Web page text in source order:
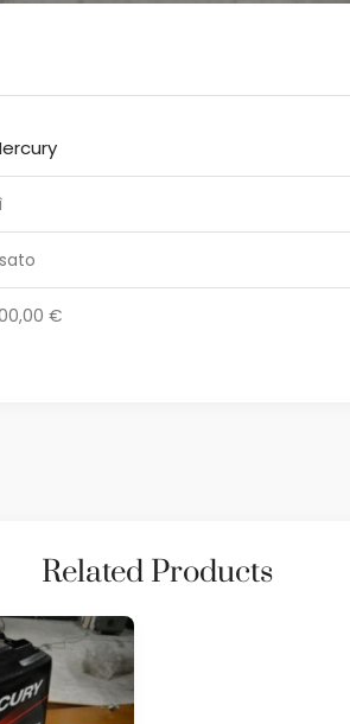
€
Related Products